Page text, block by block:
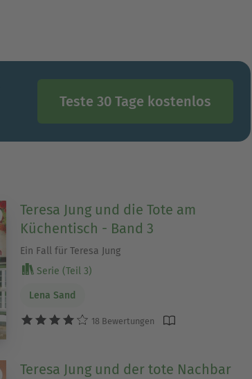
Teste 30 Tage kostenlos
Teresa Jung und die Tote am
Küchentisch - Band 3
Ein Fall für Teresa Jung
Serie (Teil 3)
Lena Sand
18 Bewertungen
Teresa Jung und der tote Nachbar